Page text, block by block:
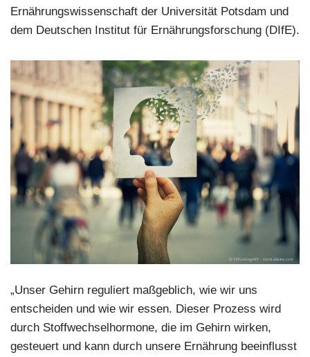
Ernährungswissenschaft der Universität Potsdam und
dem Deutschen Institut für Ernährungsforschung (DIfE).
„Unser Gehirn reguliert maßgeblich, wie wir uns
entscheiden und wie wir essen. Dieser Prozess wird
durch Stoffwechselhormone, die im Gehirn wirken,
gesteuert und kann durch unsere Ernährung beeinflusst